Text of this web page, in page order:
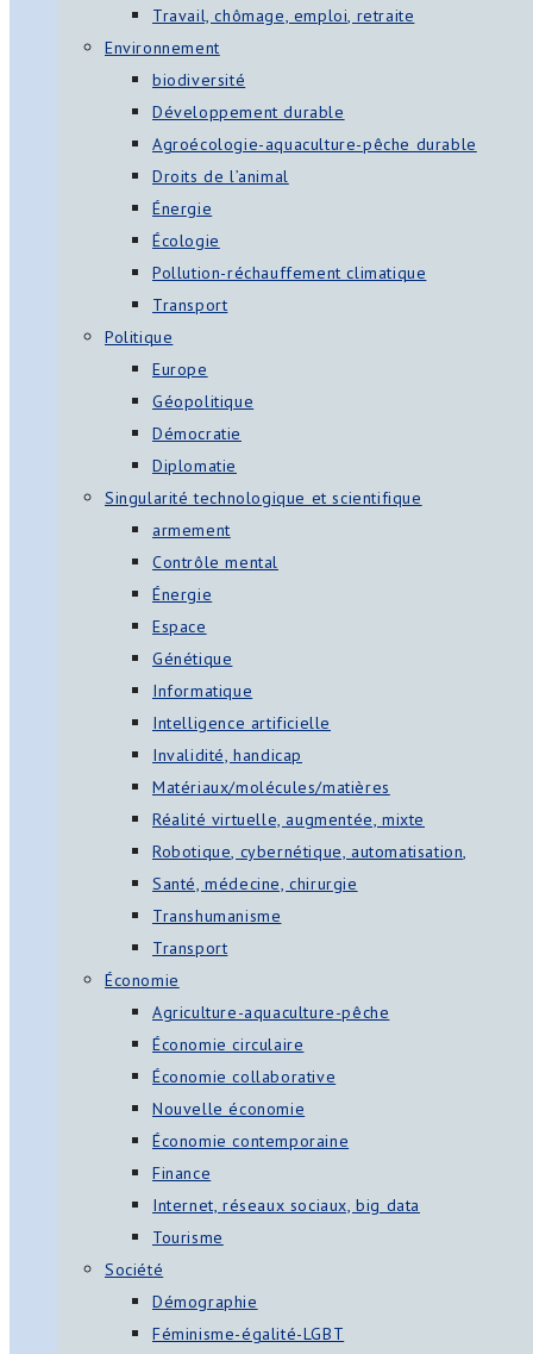
Travail, chômage, emploi, retraite
Environnement
biodiversité
Développement durable
Agroécologie-aquaculture-pêche durable
Droits de l’animal
Énergie
Écologie
Pollution-réchauffement climatique
Transport
Politique
Europe
Géopolitique
Démocratie
Diplomatie
Singularité technologique et scientifique
armement
Contrôle mental
Énergie
Espace
Génétique
Informatique
Intelligence artificielle
Invalidité, handicap
Matériaux/molécules/matières
Réalité virtuelle, augmentée, mixte
Robotique, cybernétique, automatisation,
Santé, médecine, chirurgie
Transhumanisme
Transport
Économie
Agriculture-aquaculture-pêche
Économie circulaire
Économie collaborative
Nouvelle économie
Économie contemporaine
Finance
Internet, réseaux sociaux, big data
Tourisme
Société
Démographie
Féminisme-égalité-LGBT